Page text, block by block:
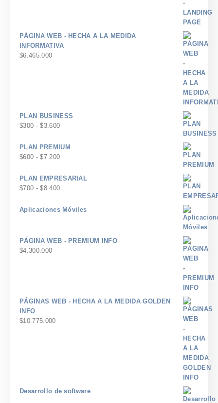
PÁGINA WEB - HECHA A LA MEDIDA
INFORMATIVA
$6.465.000
PLAN BUSINESS
$300 - $3.600Rango
precios:
desde
PLAN PREMIUM
$600 - $7.200Rango
precios:
desde
hasta
PLAN EMPRESARIAL
$700 - $8.400Rango
precios:
Aplicaciones Móviles
PÁGINA WEB - PREMIUM INFO
$4.300.000
PÁGINAS WEB - HECHA A LA MEDIDA GOLDEN
INFO
$10.775.000
Desarrollo de software